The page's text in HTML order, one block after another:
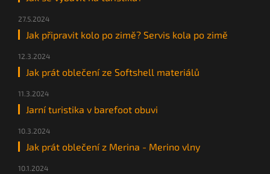
27.5.2024
Jak připravit kolo po zimě? Servis kola po zimě
12.3.2024
Jak prát oblečení ze Softshell materiálů
11.3.2024
Jarní turistika v barefoot obuvi
10.3.2024
Jak prát oblečení z Merina - Merino vlny
10.1.2024